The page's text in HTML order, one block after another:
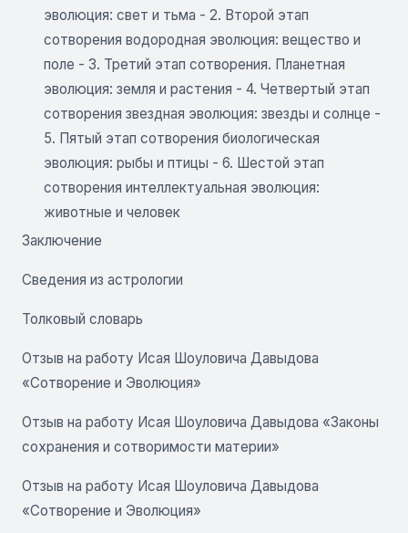
эволюция: свет и тьма - 2. Второй этап
сотворения водородная эволюция: вещество и
поле - 3. Третий этап сотворения. Планетная
эволюция: земля и растения - 4. Четвертый этап
сотворения звездная эволюция: звезды и солнце -
5. Пятый этап сотворения биологическая
эволюция: рыбы и птицы - 6. Шестой этап
сотворения интеллектуальная эволюция:
животные и человек
Заключение
Сведения из астрологии
Толковый словарь
Отзыв на работу Исая Шоуловича Давыдова
«Сотворение и Эволюция»
Отзыв на работу Исая Шоуловича Давыдова «Законы
сохранения и сотворимости материи»
Отзыв на работу Исая Шоуловича Давыдова
«Сотворение и Эволюция»